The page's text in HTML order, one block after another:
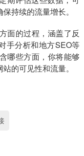
持续的流量增长。
面的过程，涵盖了反
手分析和地方SEO等
哪些方面，你将能够
的可见性和流量。